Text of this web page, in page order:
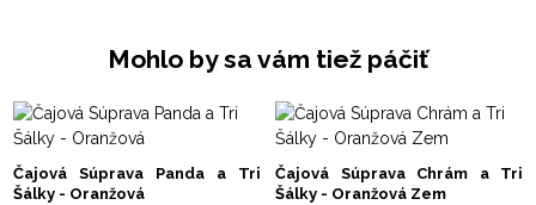
Mohlo by sa vám tiež páčiť
Čajová Súprava Panda a Tri
Šálky - Oranžová
Čajová Súprava Chrám a Tri
Šálky - Oranžová Zem